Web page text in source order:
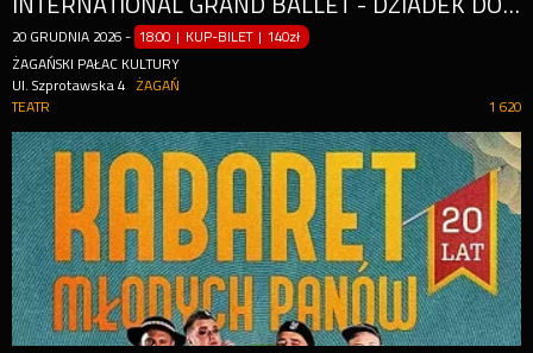
20 GRUDNIA 2026 - 18:00 | KUP-BILET |140zł
ŻAGAŃSKI PAŁAC KULTURY
Ul. Szprotawska 4
ŻAGAŃ
1 620
TEATR